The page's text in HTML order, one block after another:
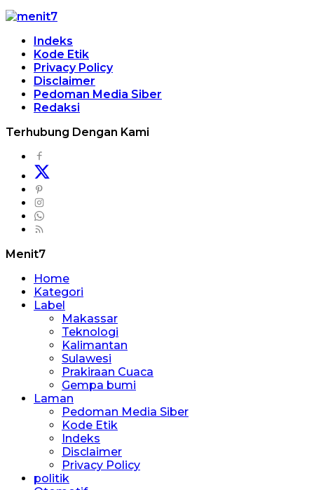
Indeks
Kode Etik
Privacy Policy
Disclaimer
Pedoman Media Siber
Redaksi
Terhubung Dengan Kami
Menit7
Home
Kategori
Label
Makassar
Teknologi
Kalimantan
Sulawesi
Prakiraan Cuaca
Gempa bumi
Laman
Pedoman Media Siber
Kode Etik
Indeks
Disclaimer
Privacy Policy
politik